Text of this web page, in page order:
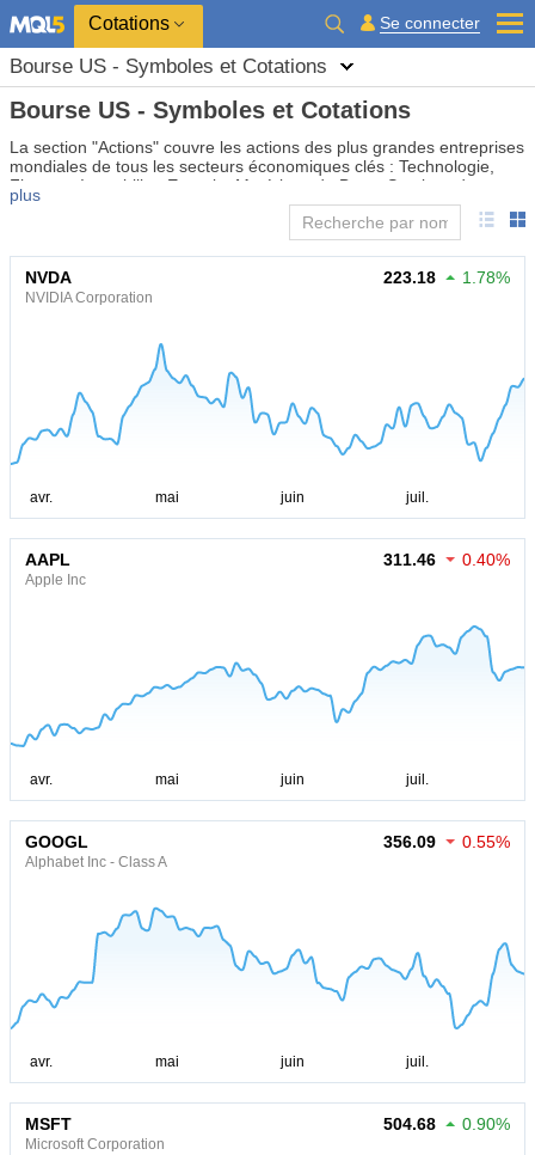
Cotations Se connecter
Bourse US - Symboles et Cotations
Bourse US - Symboles et Cotations
La section "Actions" couvre les actions des plus grandes entreprises
mondiales de tous les secteurs économiques clés : Technologie,
Finance, Immobilier, Energie, Matériaux de Base, Services de
Communication, Consommation Cyclique, Consommation
Défensive, Santé, Industrie et Services aux Collectivités. Des
actions comme Apple, Tesla, JPMorgan, ExxonMobil, Johnson &
Johnson et Prologis permettent aux investisseurs et aux traders
d'évaluer la santé de l'économie mondiale, d'analyser les tendances
sectorielles et de trouver des opportunités d'investissement sur
plus
NVDA
NVIDIA Corporation
223.18 1.78%
AAPL
Apple Inc
311.46 0.40%
GOOGL
Alphabet Inc - Class A
356.09 0.55%
MSFT
Microsoft Corporation
504.68 0.90%